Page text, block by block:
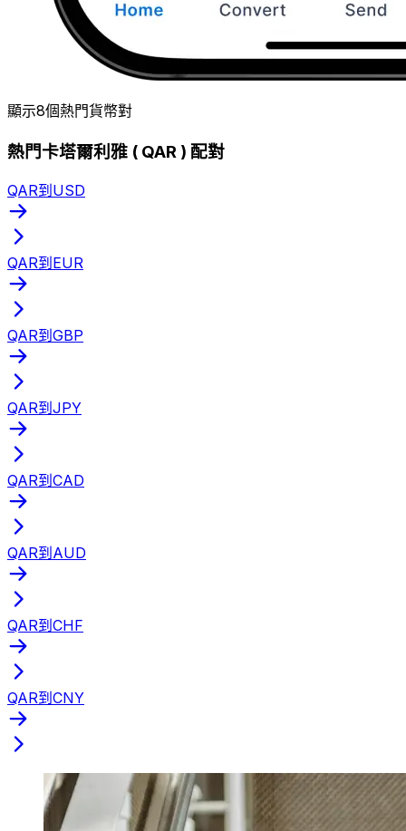
顯示8個熱門貨幣對
熱門卡塔爾利雅 ( QAR ) 配對
QAR到USD
QAR到EUR
QAR到GBP
QAR到JPY
QAR到CAD
QAR到AUD
QAR到CHF
QAR到CNY